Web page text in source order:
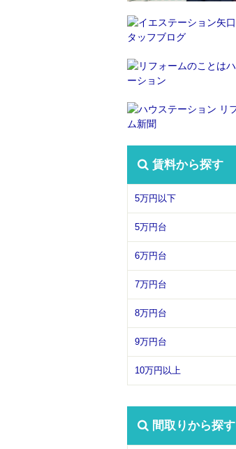
賃料から探す
5万円以下
5万円台
6万円台
7万円台
8万円台
9万円台
10万円以上
間取りから探す